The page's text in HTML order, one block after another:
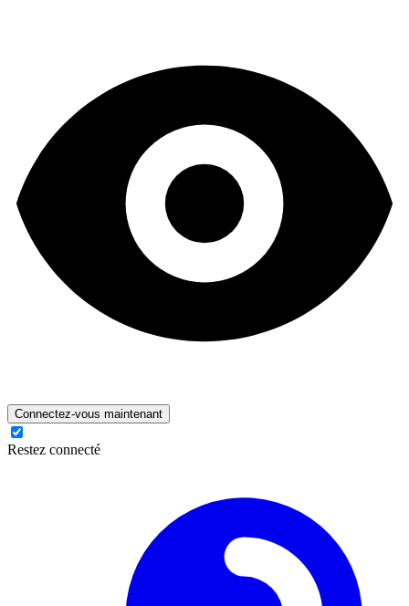
Connectez-vous maintenant
Restez connecté